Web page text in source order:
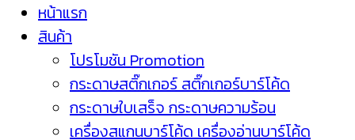
หน้าแรก
สินค้า
โปรโมชัน Promotion
กระดาษสติ๊กเกอร์ สติ๊กเกอร์บาร์โค้ด
กระดาษใบเสร็จ กระดาษความร้อน
เครื่องสแกนบาร์โค้ด เครื่องอ่านบาร์โค้ด